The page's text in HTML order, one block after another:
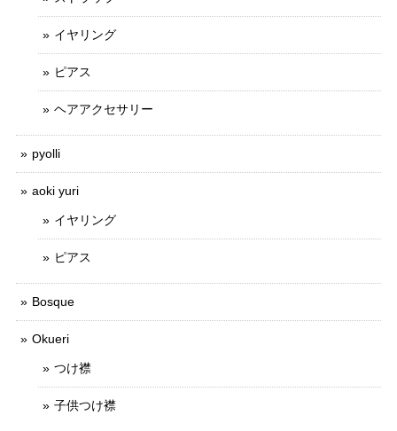
イヤリング
ピアス
ヘアアクセサリー
pyolli
aoki yuri
イヤリング
ピアス
Bosque
Okueri
つけ襟
子供つけ襟